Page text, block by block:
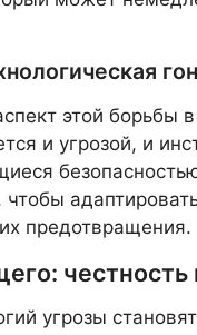
этой борьбы
и угрозой, и
предотвращения.
честность
угрозы